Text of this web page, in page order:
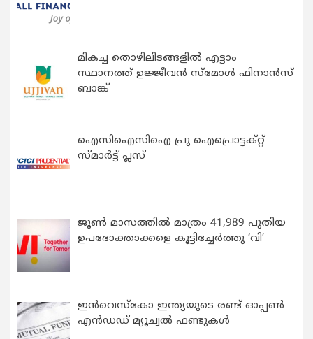
മികച്ച തൊഴിലിടങ്ങളിൽ എട്ടാം
സ്ഥാനത്ത് ഉജ്ജീവൻ സ്മോൾ ഫിനാൻസ്
ബാങ്ക്
ഐസിഐസിഐ പ്രു ഐപ്രൊട്ടക്റ്റ്
സ്മാർട്ട് പ്ലസ്
ജൂൺ മാസത്തിൽ മാത്രം 41,989 പുതിയ
ഉപഭോക്താക്കളെ കൂട്ടിച്ചേർത്തു ‘വി’
ഇന്‍വെസ്കോ ഇന്ത്യയുടെ രണ്ട് ഓപ്പണ്‍
എന്‍ഡഡ് മ്യൂച്വല്‍ ഫണ്ടുകള്‍